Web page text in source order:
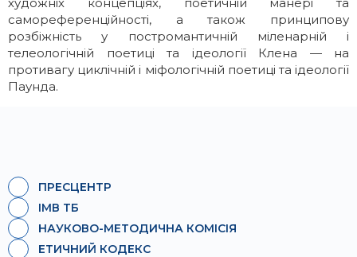
самореференційності, а також принципову
розбіжність у постромантичній міленарній і
телеологічній поетиці та ідеології Клена — на
противагу циклічній і міфологічній поетиці та ідеології
Паунда.
ПРЕСЦЕНТР
ІМВ ТБ
НАУКОВО-МЕТОДИЧНА КОМІСІЯ
ЕТИЧНИЙ КОДЕКС